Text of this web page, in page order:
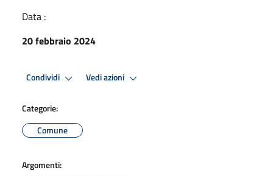
Data :
20 febbraio 2024
Condividi Vedi azioni
Categorie:
Comune
Argomenti: